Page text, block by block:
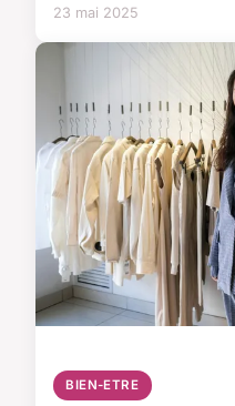
23 mai 2025
BIEN-ETRE